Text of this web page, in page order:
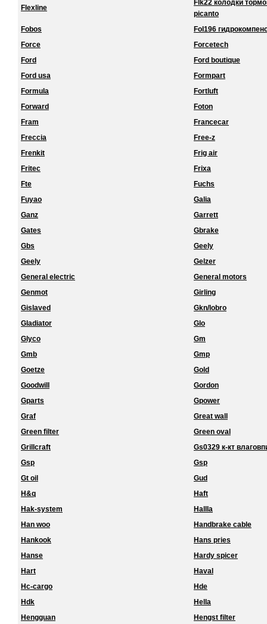
Flexline
Flk22 колодки
picanto
Fobos
Fol196
Force
Forcetech
Ford
Ford boutique
Ford usa
Formpart
Formula
Fortluft
Forward
Foton
Fram
Francecar
Freccia
Free-z
Frenkit
Frig air
Fritec
Frixa
Fte
Fuchs
Fuyao
Galia
Ganz
Garrett
Gates
Gbrake
Gbs
Geely
Geely
Gelzer
General electric
General motors
Genmot
Girling
Gislaved
Gkn/lobro
Gladiator
Glo
Glyco
Gm
Gmb
Gmp
Goetze
Gold
Goodwill
Gordon
Gparts
Gpower
Graf
Great wall
Green filter
Green oval
Grillcraft
Gs0329 к-кт
Gsp
Gsp
Gt oil
Gud
H&q
Haft
Hak-system
Hallla
Han woo
Handbrake cable
Hankook
Hans pries
Hanse
Hardy spicer
Hart
Haval
Hc-cargo
Hde
Hdk
Hella
Hengguan
Hengst filter